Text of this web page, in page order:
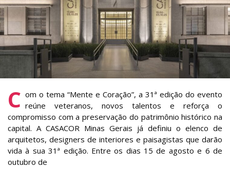
C om o tema “Mente e Coração”, a 31ª edição do evento
reúne veteranos, novos talentos e reforça o
compromisso com a preservação do patrimônio histórico na
capital. A CASACOR Minas Gerais já definiu o elenco de
arquitetos, designers de interiores e paisagistas que darão
vida à sua 31ª edição. Entre os dias 15 de agosto e 6 de
outubro de